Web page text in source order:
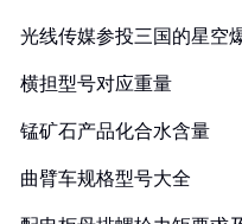
光线传媒参投三国的星空
横担型号对应重量
锰矿石产品化合水含量
曲臂车规格型号大全